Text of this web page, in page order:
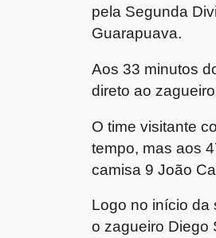
pela Segunda
Guarapuava.
Aos 33 minutos
direto ao
O time visitante
tempo, mas aos
camisa 9 João
Logo no início da
o zagueiro Diego